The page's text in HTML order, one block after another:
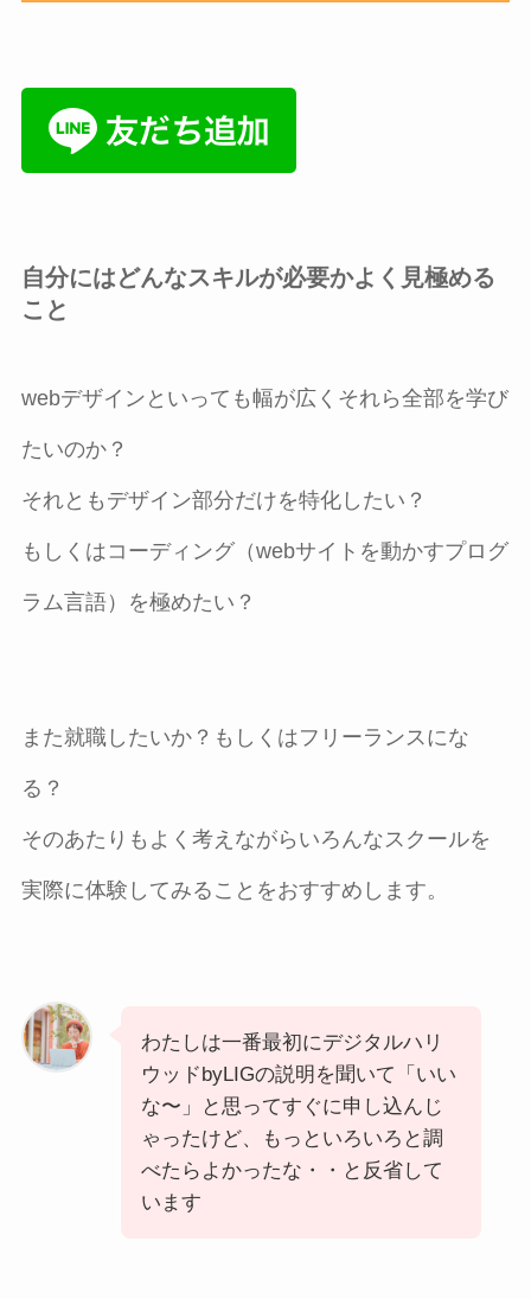
自分にはどんなスキルが必要かよく見極める
こと
webデザインといっても幅が広くそれら全部を学び
たいのか？
それともデザイン部分だけを特化したい？
もしくはコーディング（webサイトを動かすプログ
ラム言語）を極めたい？
また就職したいか？もしくはフリーランスにな
る？
そのあたりもよく考えながらいろんなスクールを
実際に体験してみることをおすすめします。
わたしは一番最初にデジタルハリ
ウッドbyLIGの説明を聞いて「いい
な〜」と思ってすぐに申し込んじ
ゃったけど、もっといろいろと調
べたらよかったな・・と反省して
います